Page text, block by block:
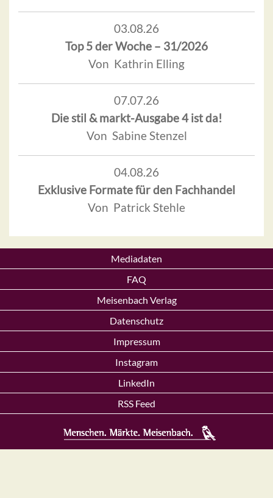
03.08.26
Top 5 der Woche – 31/2026
Von Kathrin Elling
07.07.26
Die stil & markt-Ausgabe 4 ist da!
Von Sabine Stenzel
04.08.26
Exklusive Formate für den Fachhandel
Von Patrick Stehle
Mediadaten
FAQ
Meisenbach Verlag
Datenschutz
Impressum
Instagram
LinkedIn
RSS Feed